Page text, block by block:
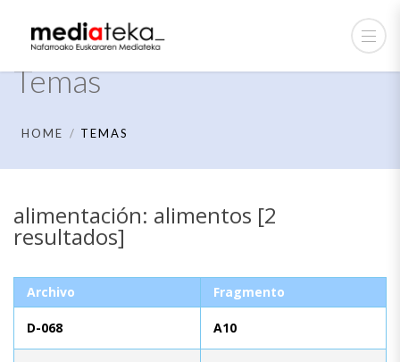
Temas
HOME TEMAS
alimentación: alimentos [2
resultados]
Archivo Fragmento
D-068 A10